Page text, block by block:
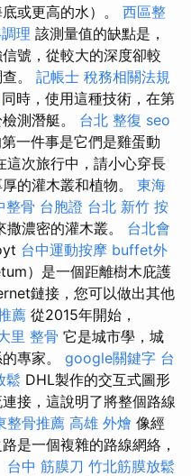
或更高的水）。 西區整
理 該測量值的缺點是，
號，從較大的深度卻較
。 記帳士 稅務相關法規
同時，使用這種技術，在第
測潛艇。 台北 整復 seo
一件事是它們是雞蛋動
這次旅行中，請小心穿長
的灌木叢和植物。 東海
整骨 台胞證 台北 新竹 按
濃密的灌木叢。 台北會
台中運動按摩 buffet外
）是一個距離樹木庇護
鏈接，您可以做出其他
薦 從2015年開始，
里 整骨 它是城市學，城
專家。 google關鍵字 台
鬆 DHL製作的交互式圖形
接，這說明了將整個路線
整骨推薦 高雄 外燴 像經
是一個複雜的路線網絡，
台中 筋膜刀 竹北筋膜放鬆